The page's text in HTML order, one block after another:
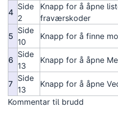
4
Side
2
Knapp for å åpne
fraværskoder
5
Side
10
Knapp for å finne
6
Side
13
Knapp for å åpne
7
Side
13
Knapp for å åpne
Kommentar til brudd